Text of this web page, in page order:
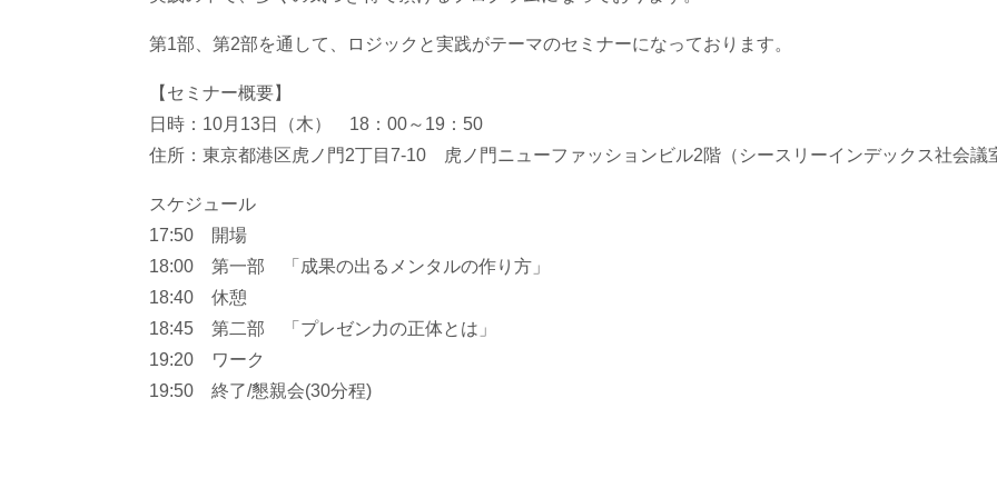
第1部、第2部を通して、ロジックと実践がテーマのセミナーになっております。
【セミナー概要】
日時：10月13日（木） 18：00～19：50
住所：東京都港区虎ノ門2丁目7-10 虎ノ門ニューファッションビル2階（シースリーインデックス社会議
スケジュール
17:50 開場
18:00 第一部 「成果の出るメンタルの作り方」
18:40 休憩
18:45 第二部 「プレゼン力の正体とは」
19:20 ワーク
19:50 終了/懇親会(30分程)